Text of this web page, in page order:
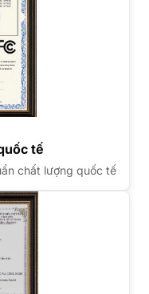
tế
chất lượng quốc tế